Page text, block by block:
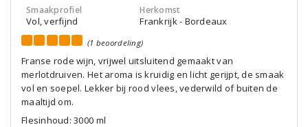
Smaakprofiel
Vol, verfijnd
Herkomst
Frankrijk - Bordeaux
(1 beoordeling)
Franse rode wijn, vrijwel uitsluitend gemaakt van
merlotdruiven. Het aroma is kruidig en licht gerijpt, de smaak
vol en soepel. Lekker bij rood vlees, vederwild of buiten de
maaltijd om.
Flesinhoud: 3000 ml